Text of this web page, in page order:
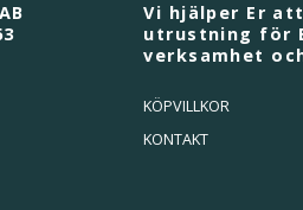
Vi hjälper Er
utrustning för
verksamhet
KÖPVILLKOR
KONTAKT